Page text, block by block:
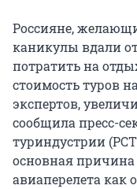
Россияне,
каникулы вдали
потратить на
стоимость туров
экспертов,
сообщила пресс-
туриндустрии
основная
авиаперелета как